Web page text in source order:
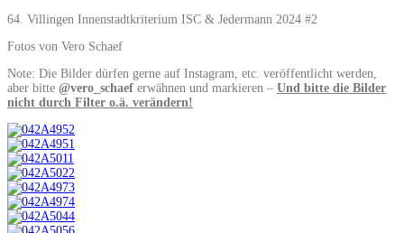
64. Villingen Innenstadtkriterium ISC & Jedermann 2024 #2
Fotos von Vero Schaef
Note: Die Bilder dürfen gerne auf Instagram, etc. veröffentlicht werden,
aber bitte @vero_schaef erwähnen und markieren – Und bitte die Bilder
nicht durch Filter o.ä. verändern!